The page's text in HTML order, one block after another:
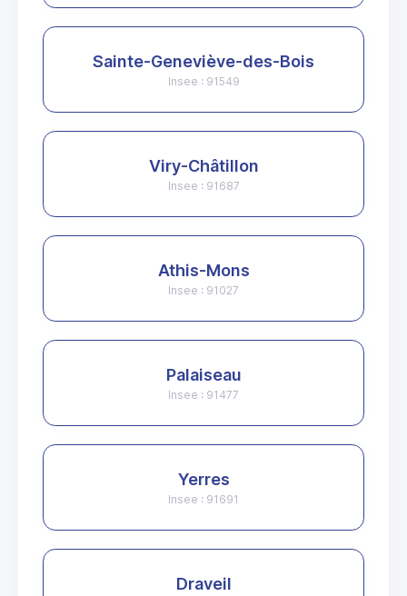
Sainte-Geneviève-des-Bois
Insee : 91549
Viry-Châtillon
Insee : 91687
Athis-Mons
Insee : 91027
Palaiseau
Insee : 91477
Yerres
Insee : 91691
Draveil